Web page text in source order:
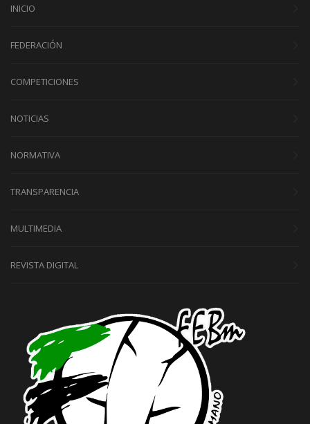
INICIO
FEDERACIÓN
COMPETICIONES
NOTICIAS
NORMATIVA
TRANSPARENCIA
MULTIMEDIA
REVISTA DIGITAL